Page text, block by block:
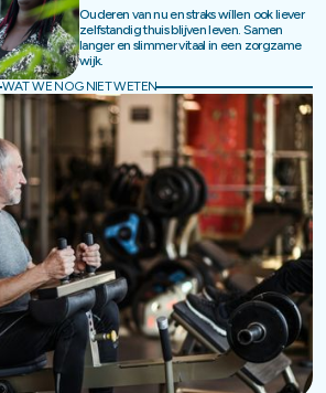
Ouderen van nu en straks wíllen ook liever
zelfstandig thuis blijven leven. Samen
langer en slimmer vitaal in een zorgzame
wijk.
WAT WE NOG NIET WETEN